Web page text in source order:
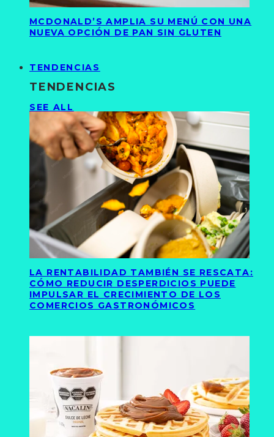
MCDONALD’S AMPLIA SU MENÚ CON UNA
NUEVA OPCIÓN DE PAN SIN GLUTEN
TENDENCIAS
TENDENCIAS
SEE ALL
LA RENTABILIDAD TAMBIÉN SE RESCATA:
CÓMO REDUCIR DESPERDICIOS PUEDE
IMPULSAR EL CRECIMIENTO DE LOS
COMERCIOS GASTRONÓMICOS